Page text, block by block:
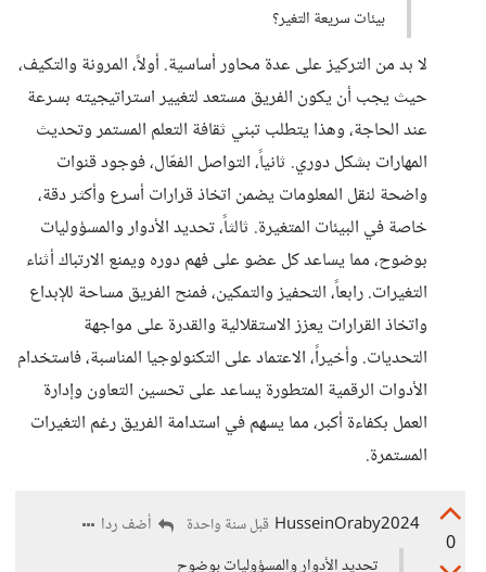
بيئات سريعة التغير؟
لا بد من التركيز على عدة محاور أساسية. أولاً، المرونة والتكيف،
حيث يجب أن يكون الفريق مستعد لتغيير استراتيجيته بسرعة
عند الحاجة، وهذا يتطلب تبني ثقافة التعلم المستمر وتحديث
المهارات بشكل دوري. ثانياً، التواصل الفعّال، فوجود قنوات
واضحة لنقل المعلومات يضمن اتخاذ قرارات أسرع وأكثر دقة،
خاصة في البيئات المتغيرة. ثالثاً، تحديد الأدوار والمسؤوليات
بوضوح، مما يساعد كل عضو على فهم دوره ويمنع الارتباك أثناء
التغيرات. رابعاً، التحفيز والتمكين، فمنح الفريق مساحة للإبداع
واتخاذ القرارات يعزز الاستقلالية والقدرة على مواجهة
التحديات. وأخيراً، الاعتماد على التكنولوجيا المناسبة، فاستخدام
الأدوات الرقمية المتطورة يساعد على تحسين التعاون وإدارة
العمل بكفاءة أكبر، مما يسهم في استدامة الفريق رغم التغيرات
المستمرة.
0
HusseinOraby2024 قبل سنة واحدة
أضف ردا